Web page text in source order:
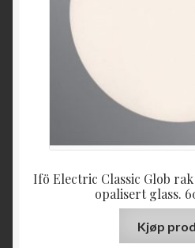
Ifö Electric Classic Glob
opalisert glass.
Kjøp